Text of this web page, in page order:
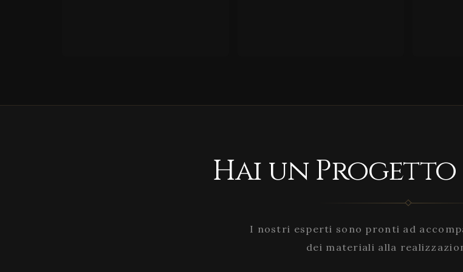
Hai un Progetto
I nostri esperti sono pronti ad
dei materiali alla